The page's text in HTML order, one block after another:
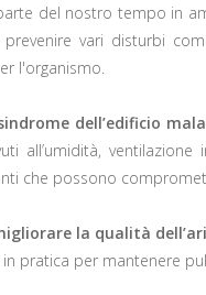
del nostro tempo in
vari disturbi
l'organismo.
dell’edificio
all’umidità,
che possono
la qualità
pratica per mantenere